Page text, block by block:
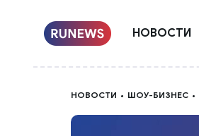
НОВОСТИ
НОВОСТИ ШОУ-БИЗНЕС